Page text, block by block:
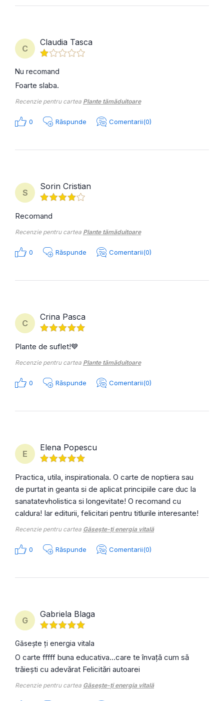
C
Claudia Tasca
Nu recomand
Foarte slaba.
Recenzie pentru cartea Plante tămăduitoare
0 Răspunde Comentarii(0)
S
Sorin Cristian
Recomand
Recenzie pentru cartea Plante tămăduitoare
0 Răspunde Comentarii(0)
C
Crina Pasca
Plante de suflet!💙
Recenzie pentru cartea Plante tămăduitoare
0 Răspunde Comentarii(0)
E
Elena Popescu
Practica, utila, inspirationala. O carte de noptiera sau
de purtat in geanta si de aplicat principiile care duc la
sanatatevholistica si longevitate! O recomand cu
caldura! Iar editurii, felicitari pentru titlurile interesante!
Recenzie pentru cartea Găsește-ți energia vitală
0 Răspunde Comentarii(0)
G
Gabriela Blaga
Găsește ți energia vitala
O carte fffff buna educativa...care te învață cum să
trăiești cu adevărat Felicitări autoarei
Recenzie pentru cartea Găsește-ți energia vitală